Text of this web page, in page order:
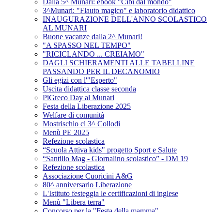
Dalla 5^ Munari: ebook "Cibi dal mondo"
3^Munari: "Flauto magico" e laboratorio didattico
INAUGURAZIONE DELL'ANNO SCOLASTICO
AL MUNARI
Buone vacanze dalla 2^ Munari!
"A SPASSO NEL TEMPO"
"RICICLANDO ... CREIAMO"
DAGLI SCHIERAMENTI ALLE TABELLINE
PASSANDO PER IL DECANOMIO
Gli egizi con l'"Esperto"
Uscita didattica classe seconda
PiGreco Day al Munari
Festa della Liberazione 2025
Welfare di comunità
Mostrischio cl 3^ Collodi
Menù PE 2025
Refezione scolastica
“Scuola Attiva kids" progetto Sport e Salute
“Santilio Mag - Giornalino scolastico” - DM 19
Refezione scolastica
Associazione Cuoricini A&G
80^ anniversario Liberazione
L'Istituto festeggia le certificazioni di inglese
Menù "Libera terra"